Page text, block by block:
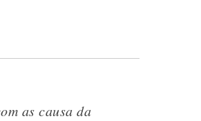
as causa da